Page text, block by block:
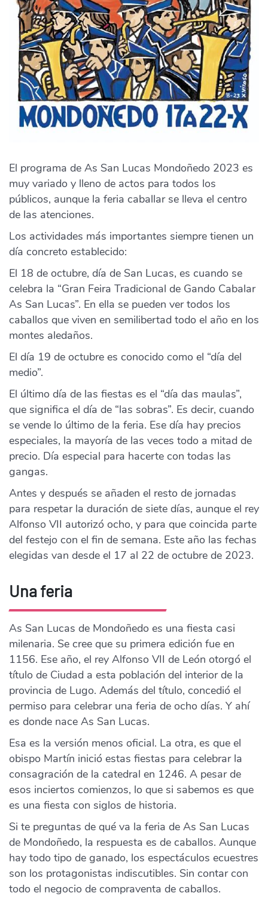
El programa de As San Lucas Mondoñedo 2023 es
muy variado y lleno de actos para todos los
públicos, aunque la feria caballar se lleva el centro
de las atenciones.
Los actividades más importantes siempre tienen un
día concreto establecido:
El 18 de octubre, día de San Lucas, es cuando se
celebra la “Gran Feira Tradicional de Gando Cabalar
As San Lucas”. En ella se pueden ver todos los
caballos que viven en semilibertad todo el año en los
montes aledaños.
El día 19 de octubre es conocido como el “día del
medio”.
El último día de las fiestas es el “día das maulas”,
que significa el día de “las sobras”. Es decir, cuando
se vende lo último de la feria. Ese día hay precios
especiales, la mayoría de las veces todo a mitad de
precio. Día especial para hacerte con todas las
gangas.
Antes y después se añaden el resto de jornadas
para respetar la duración de siete días, aunque el rey
Alfonso VII autorizó ocho, y para que coincida parte
del festejo con el fin de semana. Este año las fechas
elegidas van desde el 17 al 22 de octubre de 2023.
Una feria
As San Lucas de Mondoñedo es una fiesta casi
milenaria. Se cree que su primera edición fue en
1156. Ese año, el rey Alfonso VII de León otorgó el
título de Ciudad a esta población del interior de la
provincia de Lugo. Además del título, concedió el
permiso para celebrar una feria de ocho días. Y ahí
es donde nace As San Lucas.
Esa es la versión menos oficial. La otra, es que el
obispo Martín inició estas fiestas para celebrar la
consagración de la catedral en 1246. A pesar de
esos inciertos comienzos, lo que si sabemos es que
es una fiesta con siglos de historia.
Si te preguntas de qué va la feria de As San Lucas
de Mondoñedo, la respuesta es de caballos. Aunque
hay todo tipo de ganado, los espectáculos ecuestres
son los protagonistas indiscutibles. Sin contar con
todo el negocio de compraventa de caballos.